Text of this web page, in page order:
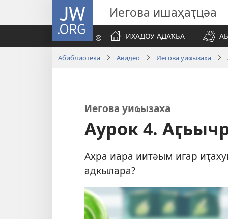
JW.ORG Иегова ишаҳаҭцәа
ИХАДОУ АДАҞЬА
Абиблиотека Авидео Иегова уиҩызаха
Иегова уиҩызаха
Аурок 4.
Ахра иара иитәым игар
адкылара?